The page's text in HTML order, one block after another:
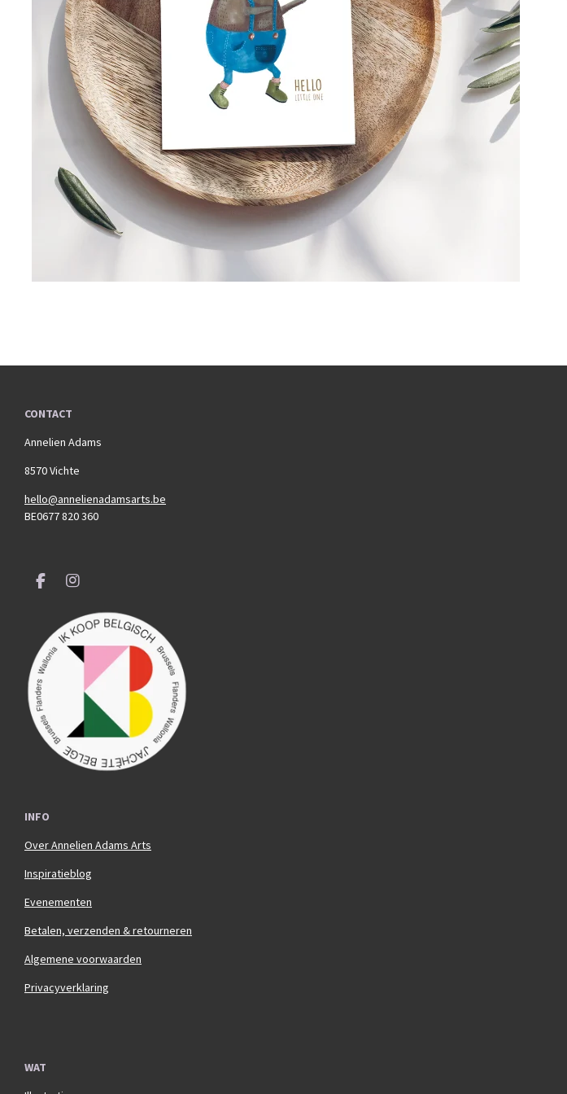
CONTACT
Annelien Adams
8570 Vichte
hello@annelienadamsarts.be
BE0677 820 360
F
b
o
o
k
I
s
t
a
g
INFO
Over Annelien Adams Arts
Inspiratieblog
Evenementen
Betalen, verzenden & retourneren
Algemene voorwaarden
Privacyverklaring
WAT